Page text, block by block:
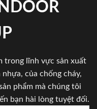
trong lĩnh vực sản xuất
của chống cháy,
phẩm mà chúng tôi
bạn hài lòng tuyệt đối.